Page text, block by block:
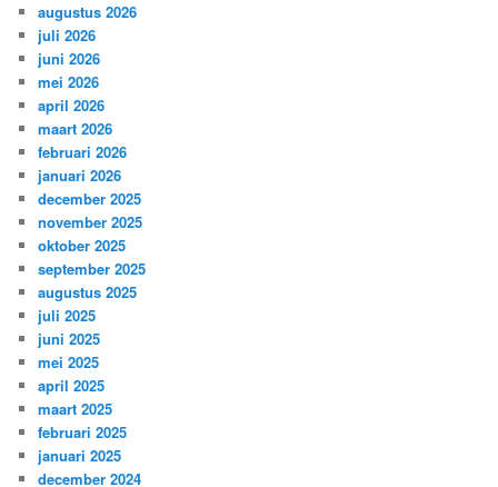
augustus 2026
juli 2026
juni 2026
mei 2026
april 2026
maart 2026
februari 2026
januari 2026
december 2025
november 2025
oktober 2025
september 2025
augustus 2025
juli 2025
juni 2025
mei 2025
april 2025
maart 2025
februari 2025
januari 2025
december 2024